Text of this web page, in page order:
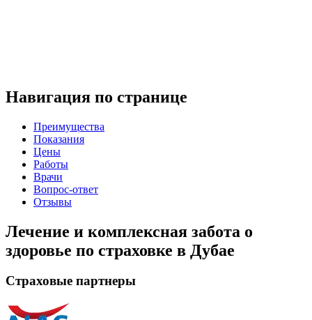
Навигация по странице
Преимущества
Показания
Цены
Работы
Врачи
Вопрос-ответ
Отзывы
Лечение и комплексная забота о
здоровье по страховке в Дубае
Страховые партнеры